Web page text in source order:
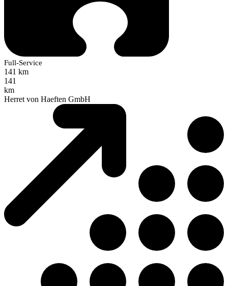
Full-Service
141 km
141
km
Herret von Haeften GmbH